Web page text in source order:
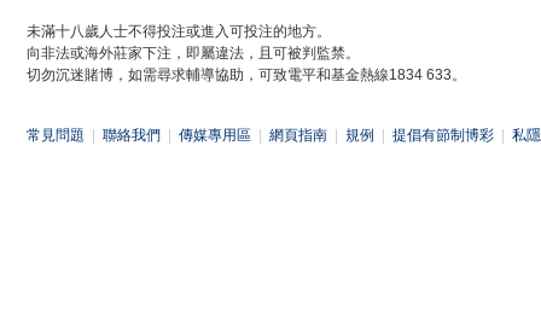
未滿十八歲人士不得投注或進入可投注的地方。
向非法或海外莊家下注，即屬違法，且可被判監禁。
切勿沉迷賭博，如需尋求輔導協助，可致電平和基金熱線1834 633。
常見問題 聯絡我們 傳媒專用區 網頁指南 規例 提倡有節制博彩 私